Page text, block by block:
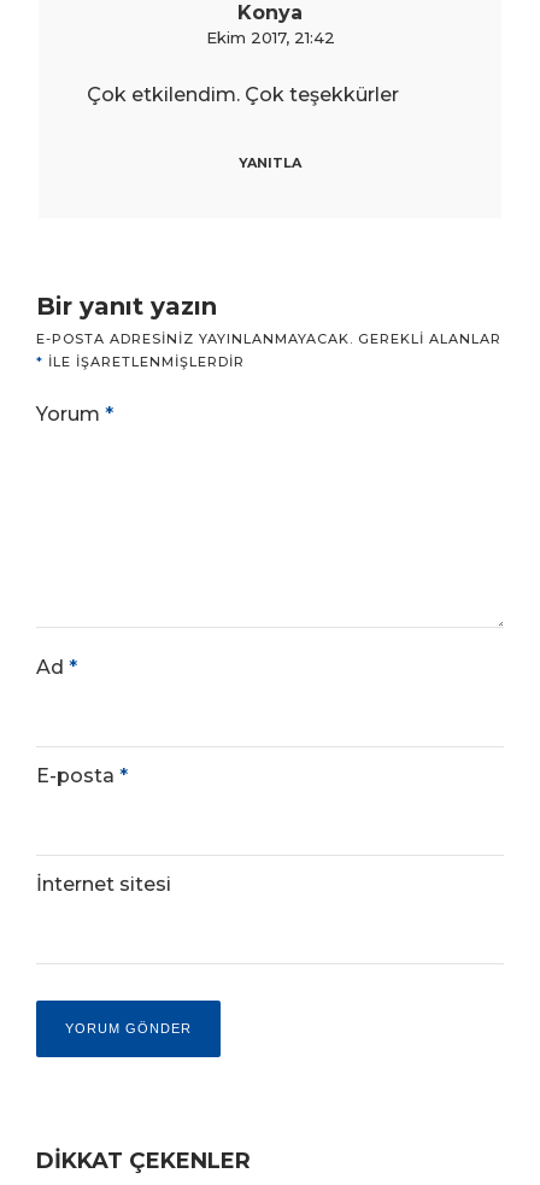
Konya
Ekim 2017, 21:42
Çok etkilendim. Çok teşekkürler
YANITLA
Bir yanıt yazın
E-POSTA ADRESINIZ YAYINLANMAYACAK. GEREKLI ALANLAR
* ILE IŞARETLENMIŞLERDIR
Yorum *
Ad *
E-posta *
İnternet sitesi
DİKKAT ÇEKENLER